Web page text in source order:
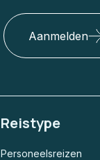
Aanmelden
Reistype
Personeelsreizen